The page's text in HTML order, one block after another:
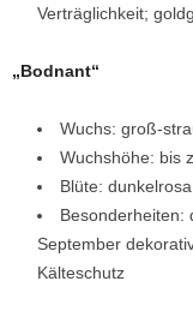
Verträglichkeit;
„Bodnant“
Wuchs: groß-
Wuchshöhe: bis
Blüte:
Besonderheiten:
September
Kälteschutz